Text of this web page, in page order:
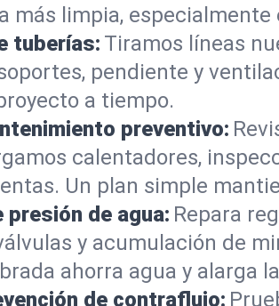
más limpia,
tuberías: Tiramos líneas
pendiente y
a tiempo.
preventivo:
calentadores,
Un plan simple
presión de agua: Repara
y acumulación de
ahorra agua y alarga
de contraflujo: